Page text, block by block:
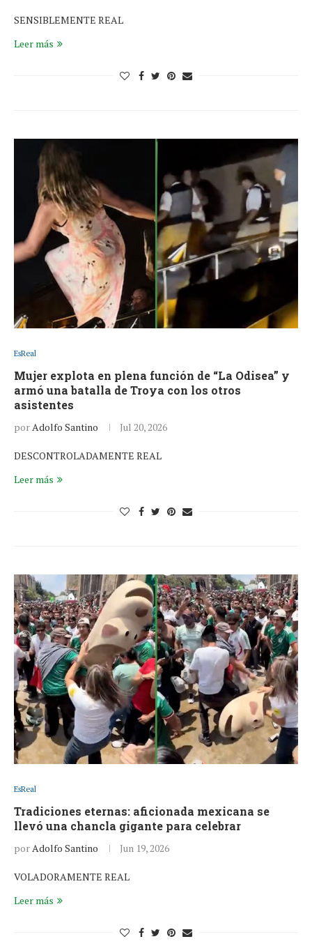
SENSIBLEMENTE REAL
Leer más
EsReal
Mujer explota en plena función de “La Odisea” y
armó una batalla de Troya con los otros
asistentes
porAdolfo Santino Jul 20, 2026
DESCONTROLADAMENTE REAL
Leer más
EsReal
Tradiciones eternas: aficionada mexicana se
llevó una chancla gigante para celebrar
porAdolfo Santino Jun 19, 2026
VOLADORAMENTE REAL
Leer más